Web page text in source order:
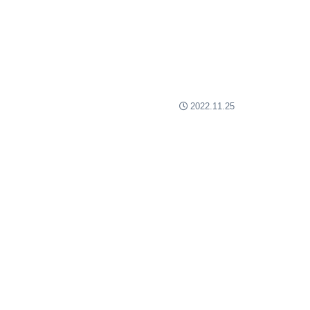
2022.11.25